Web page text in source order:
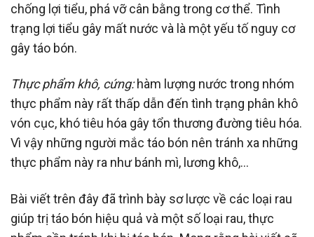
chống lợi tiểu, phá vỡ cân bằng trong cơ thể. Tình
trạng lợi tiểu gây mất nước và là một yếu tố nguy cơ
gây táo bón.
Thực phẩm khô, cứng:hàm lượng nước trong nhóm
thực phẩm này rất thấp dẫn đến tình trạng phân khô
vón cục, khó tiêu hóa gây tổn thương đường tiêu hóa.
Vì vậy những người mắc táo bón nên tránh xa những
thực phẩm này ra như bánh mì, lương khô,…
Bài viết trên đây đã trình bày sơ lược về các loại rau
giúp trị táo bón hiệu quả và một số loại rau, thực